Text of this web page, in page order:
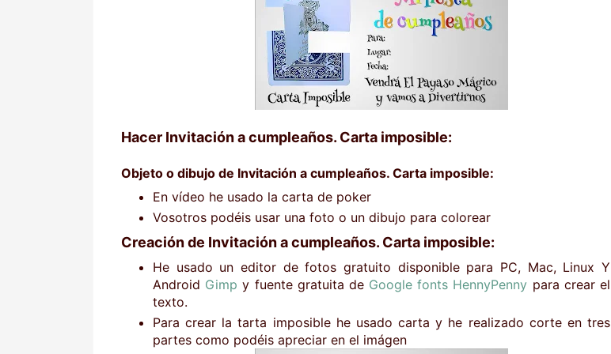
Hacer Invitación a cumpleaños. Carta imposible:
Objeto o dibujo de Invitación a cumpleaños. Carta imposible:
En vídeo he usado la carta de poker
Vosotros podéis usar una foto o un dibujo para colorear
Creación de Invitación a cumpleaños. Carta imposible:
He usado un editor de fotos gratuito disponible para PC, Mac, Linux Y
Android Gimp y fuente gratuita de Google fonts HennyPenny para crear el
texto.
Para crear la tarta imposible he usado carta y he realizado corte en tres
partes como podéis apreciar en el imágen